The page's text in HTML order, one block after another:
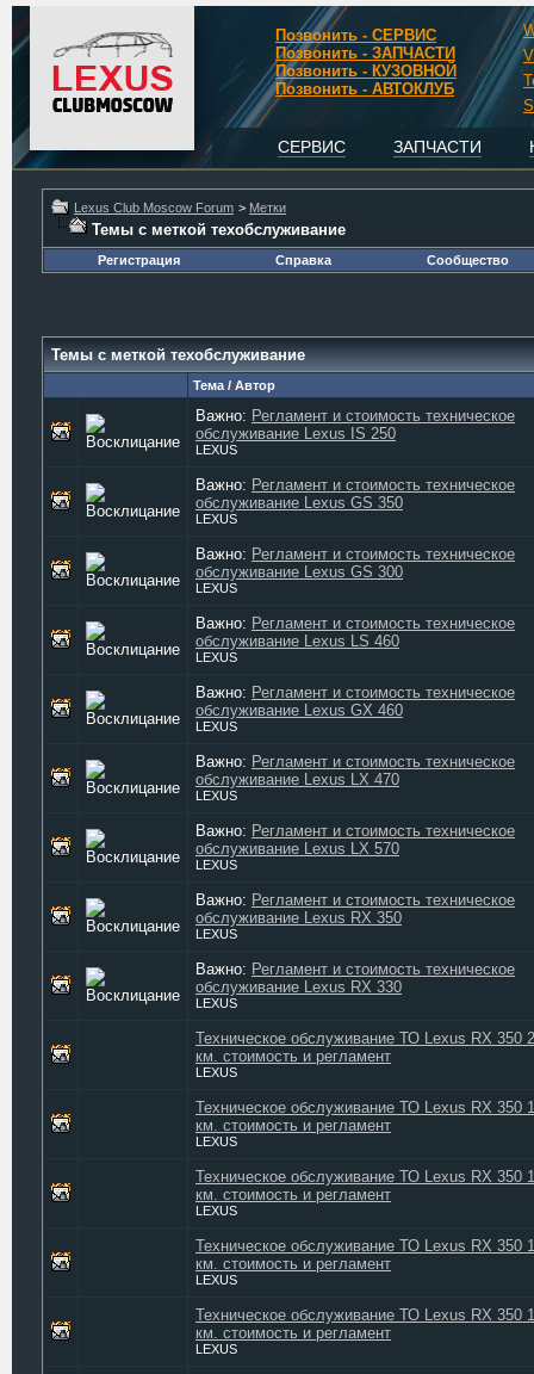
Позвонить - СЕРВИС
Позвонить - ЗАПЧАСТИ
Позвонить - КУЗОВНОЙ
Позвонить - АВТОКЛУБ
СЕРВИС ЗАПЧАСТИ
Lexus Club Moscow Forum > Метки
Темы с меткой техобслуживание
Регистрация Справка Сообщество
Темы с меткойтехобслуживание
Тема / Автор
Важно: Регламент и стоимость техническое
обслуживание Lexus IS 250
LEXUS
Важно: Регламент и стоимость техническое
обслуживание Lexus GS 350
LEXUS
Важно: Регламент и стоимость техническое
обслуживание Lexus GS 300
LEXUS
Важно: Регламент и стоимость техническое
обслуживание Lexus LS 460
LEXUS
Важно: Регламент и стоимость техническое
обслуживание Lexus GX 460
LEXUS
Важно: Регламент и стоимость техническое
обслуживание Lexus LX 470
LEXUS
Важно: Регламент и стоимость техническое
обслуживание Lexus LX 570
LEXUS
Важно: Регламент и стоимость техническое
обслуживание Lexus RX 350
LEXUS
Важно: Регламент и стоимость техническое
обслуживание Lexus RX 330
LEXUS
Техническое обслуживание ТО Lexus RX 350
км. стоимость и регламент
LEXUS
Техническое обслуживание ТО Lexus RX 350
км. стоимость и регламент
LEXUS
Техническое обслуживание ТО Lexus RX 350
км. стоимость и регламент
LEXUS
Техническое обслуживание ТО Lexus RX 350
км. стоимость и регламент
LEXUS
Техническое обслуживание ТО Lexus RX 350
км. стоимость и регламент
LEXUS